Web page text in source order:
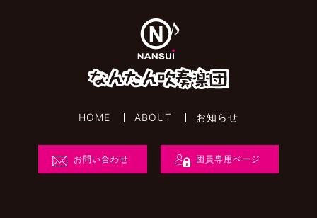
HOME ABOUT お知らせ
お問い合わせ 団員専用ページ